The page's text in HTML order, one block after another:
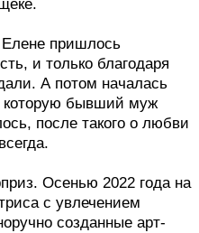
пришлось
и только благодаря
А потом началась
которую бывший муж
после такого о любви
Осенью 2022 года на
с увлечением
созданные арт-